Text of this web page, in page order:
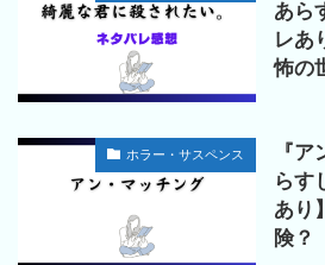
あら
レあ
怖の
ホラー・サスペンス
『
らす
あり
険？